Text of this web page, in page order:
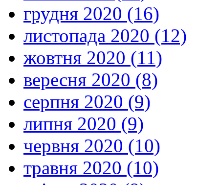
грудня 2020 (16)
листопада 2020 (12)
жовтня 2020 (11)
вересня 2020 (8)
серпня 2020 (9)
липня 2020 (9)
червня 2020 (10)
травня 2020 (10)